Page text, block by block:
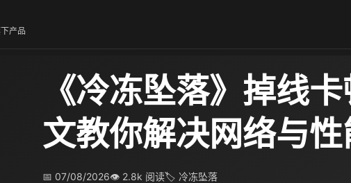
产品
《冷冻坠落》掉线
文教你解决网络与
📅 07/08/2026👁 2.8k 阅读🏷 冷冻坠落